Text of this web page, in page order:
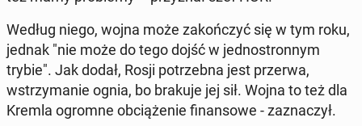
Według niego, wojna może za­koń­czyć się w tym roku,
jednak "nie może do tego dojść w jed­no­stron­nym
trybie". Jak dodał, Rosji po­trzeb­na jest przerwa,
wstrzy­ma­nie ognia, bo brakuje jej sił. Wojna to też dla
Kremla ogromne ob­cią­że­nie fi­nan­so­we - za­zna­czył.